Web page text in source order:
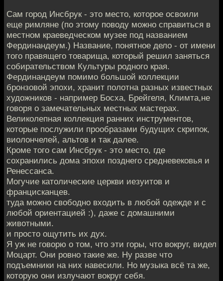
Сам город Инсбрук - это место, которое освоили
еще римляне (по этому поводу можно справиться в
местном краеведческом музее под названием
Фердинандеум.) Название, понятное дело - от имени
того правящего товарища, который решил заняться
собирательством Культуры родного края.
Фердинандеум помимо большой коллекции
бронзовой эпохи, хранит полотна разных известных
художников - например Босха, Брейгеля, Климта,не
говоря о замечательных местных мастерах.
Великолепная коллекция ранних инструментов,
которые послужили прообразами будущих скрипок,
виолончелей, альтов и так далее.
Кроме того сам Инсбрук - это место, где
сохранились дома эпохи позднего средневековья и
Ренессанса.
Могучие католические церкви иезуитов и
францисканцев.
туда можно свободно входить в любой одежде и с
любой ориентацией :), даже с домашними
животными.
и просто ощутить их дух.
Я уж не говорю о том, что эти горы, что вокруг, видел
Моцарт. Они ровно такие же. Ну разве что
подъемники на них навесили. Но музыка всё та же,
которую они излучают вокруг себя.